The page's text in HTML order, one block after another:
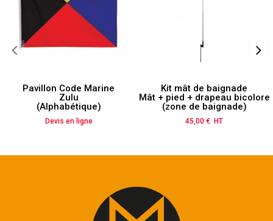
Pavillon Code Marine
Zulu
(Alphabétique)
Devis en ligne
Kit mât de baignade
Mât + pied + drapeau bicolore
(zone de baignade)
Prix
45,00 € HT